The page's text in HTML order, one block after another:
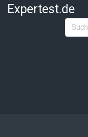
Zum Hauptinhalt springen
Expertest.de